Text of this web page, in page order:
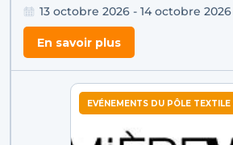
13 octobre 2026 - 14 octobre 2026
En savoir plus
EVÉNEMENTS DU PÔLE TEXTILE